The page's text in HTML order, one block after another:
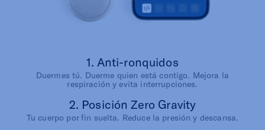
1. Anti-ronquidos
Duermes tú. Duerme quien está contigo. Mejora la
respiración y evita interrupciones.
2. Posición Zero Gravity
Tu cuerpo por fin suelta. Reduce la presión y descansa.